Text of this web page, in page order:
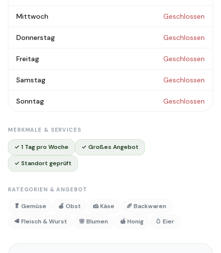
Mittwoch Geschlossen
Donnerstag Geschlossen
Freitag Geschlossen
Samstag Geschlossen
Sonntag Geschlossen
MERKMALE & SERVICES
✓ 1 Tag pro Woche ✓ Großes Angebot
✓ Standort geprüft
KATEGORIEN & ANGEBOT
🥬 Gemüse 🍎 Obst 🧀 Käse
🥖 Backwaren
🥩 Fleisch & Wurst
🌸 Blumen 🍯 Honig 🥚 Eier